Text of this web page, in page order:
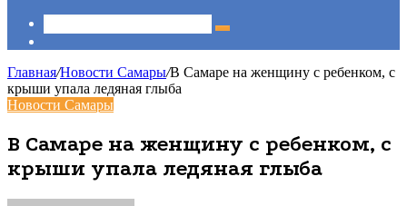
Главная/Новости Самары/В Самаре на женщину с ребенком, с
крыши упала ледяная глыба
Новости Самары
В Самаре на женщину с ребенком, с
крыши упала ледяная глыба